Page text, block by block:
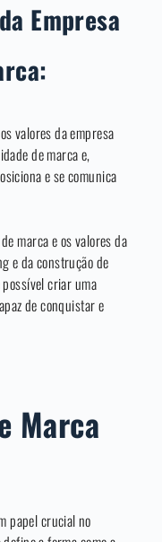
Empresa
valores da empresa
de marca e,
e se comunica
marca e os valores da
e da construção de
criar uma
de conquistar e
Marca
papel crucial no